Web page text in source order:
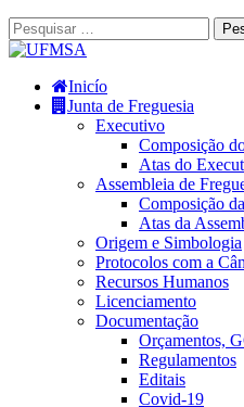
Inicío
Junta de Freguesia
Executivo
Composição
Atas do
Assembleia de
Composição
Atas da
Origem e Simbologia
Protocolos com a
Recursos Humanos
Licenciamento
Documentação
Orçamentos,
Regulamentos
Editais
Covid-19